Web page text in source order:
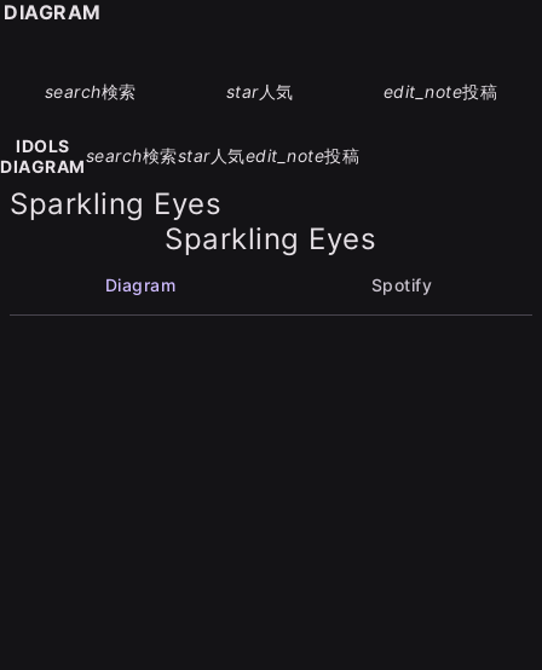
search検索 star人気 edit_note投稿
IDOLS
DIAGRAM
search検索star人気edit_note投稿
Sparkling Eyes
Sparkling Eyes
Diagram Spotify